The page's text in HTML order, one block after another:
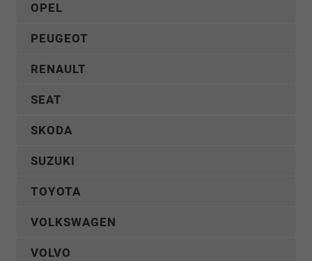
OPEL
PEUGEOT
RENAULT
SEAT
SKODA
SUZUKI
TOYOTA
VOLKSWAGEN
VOLVO